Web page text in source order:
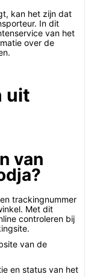
kan het zijn dat
In dit
van het
over de
uit
van
trackingnummer
Met dit
controleren bij
van de
en status van het